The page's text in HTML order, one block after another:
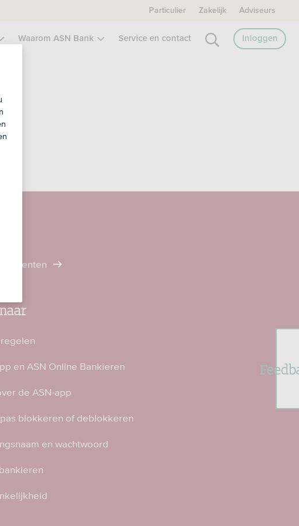
Particulier Zakelijk Adviseurs
Waarom ASN Bank Service en contact Inloggen
incidenten
en ASN Online Bankieren
de ASN-app
blokkeren of deblokkeren
en wachtwoord